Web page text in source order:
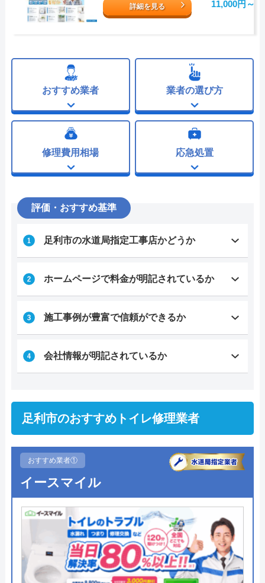
詳細を見る
11,000円～
おすすめ業者 業者の選び方
修理費用相場 応急処置
評価・おすすめ基準
足利市の水道局指定工事店かどうか
ホームページで料金が明記されているか
施工事例が豊富で信頼ができるか
会社情報が明記されているか
足利市のおすすめトイレ修理業者
おすすめ業者①
イースマイル